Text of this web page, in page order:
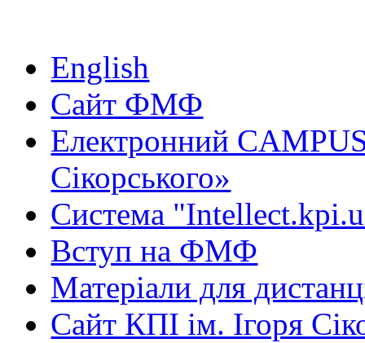
English
Сайт ФМФ
Електронний
Сікорського»
Система
Вступ на ФМФ
Матеріали для
Сайт КПІ ім. Ігоря